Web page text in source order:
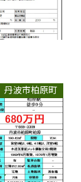
丹波市柏原町